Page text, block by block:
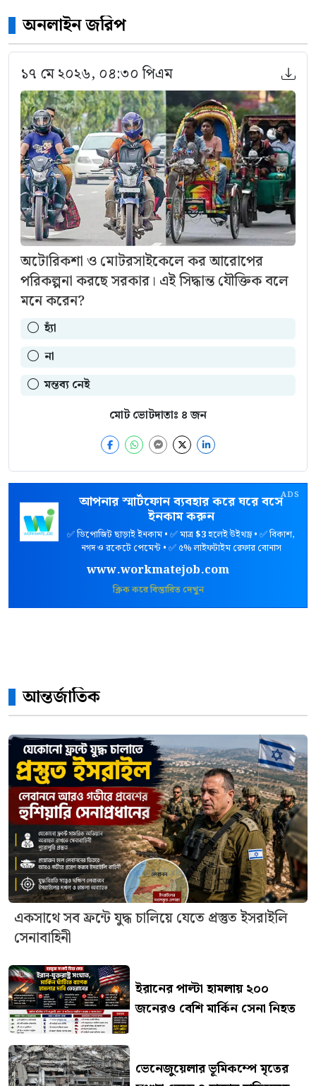
অনলাইন জরিপ
১৭ মে ২০২৬, ০৪:৩০ পিএম
অটোরিকশা ও মোটরসাইকেলে কর আরোপের
পরিকল্পনা করছে সরকার। এই সিদ্ধান্ত যৌক্তিক বলে
মনে করেন?
হ্যাঁ
না
মন্তব্য নেই
মোট ভোটদাতাঃ ৪জন
ADS
আপনার স্মার্টফোন ব্যবহার করে ঘরে বসে
ইনকাম করুন
✅ ডিপোজিট ছাড়াই ইনকাম • ✅ মাত্র$3হলেই উইথড্র • ✅ বিকাশ,
নগদ ও রকেটে পেমেন্ট • ✅ ৫% লাইফটাইম রেফার বোনাস
www.workmatejob.com
ক্লিক করে বিস্তারিত দেখুন
আন্তর্জাতিক
একসাথে সব ফ্রন্টে যুদ্ধ চালিয়ে যেতে প্রস্তুত ইসরাইলি
সেনাবাহিনী
ইরানের পাল্টা হামলায় ২০০
জনেরও বেশি মার্কিন সেনা নিহত
ভেনেজুয়েলার ভূমিকম্পে মৃতের